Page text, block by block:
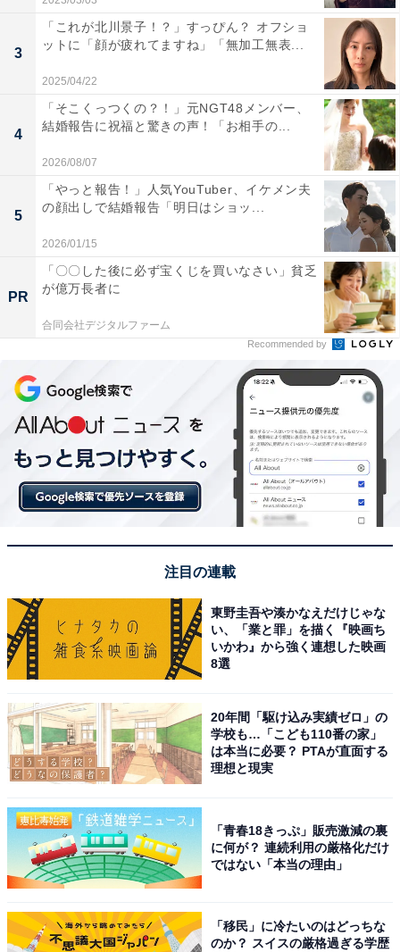
3
「これが北川景子！？」すっぴん？ オフショ
ットに「顔が疲れてますね」「無加工無表...
2025/04/22
4
「そこくっつくの？！」元NGT48メンバー、
結婚報告に祝福と驚きの声！「お相手の...
2026/08/07
5
「やっと報告！」人気YouTuber、イケメン夫
の顔出しで結婚報告「明日はショッ...
2026/01/15
PR
「〇〇した後に必ず宝くじを買いなさい」貧乏
が億万長者に
合同会社デジタルファーム
Recommended by
注目の連載
東野圭吾や湊かなえだけじゃな
い、「業と罪」を描く『映画ち
いかわ』から強く連想した映画
8選
20年間「駆け込み実績ゼロ」の
学校も…「こども110番の家」
は本当に必要？ PTAが直面する
理想と現実
「青春18きっぷ」販売激減の裏
に何が？ 連続利用の厳格化だけ
ではない「本当の理由」
「移民」に冷たいのはどっちな
のか？ スイスの厳格過ぎる学歴